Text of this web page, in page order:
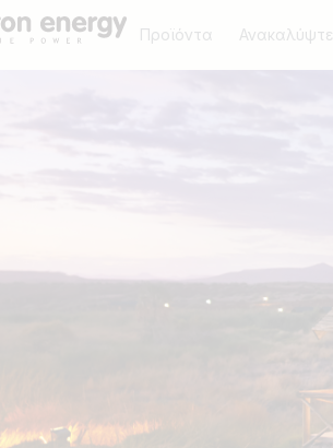
Προϊόντα Ανακαλύψτε